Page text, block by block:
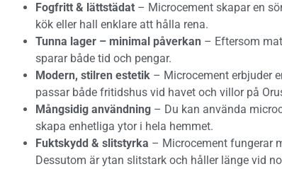
Fogfritt & lättstädat – Microcement skapar en
kök eller hall enklare att hålla rena.
Tunna lager – minimal påverkan – Eftersom
sparar både tid och pengar.
Modern, stilren estetik – Microcement erbjuder
passar både fritidshus vid havet och villor på
Mångsidig användning – Du kan använda
skapa enhetliga ytor i hela hemmet.
Fuktskydd & slitstyrka – Microcement fungerar
Dessutom är ytan slitstark och håller länge vid